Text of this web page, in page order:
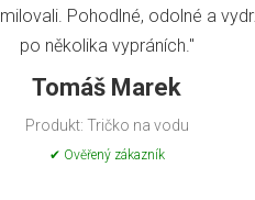
Pohodlné, odolné a
po několika vypráních."
Tomáš Marek
Produkt: Tričko na vodu
✔ Ověřený zákazník